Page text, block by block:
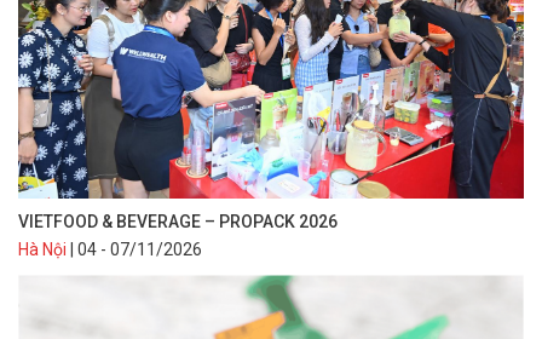
VIETFOOD & BEVERAGE – PROPACK 2026
Hà Nội | 04 - 07/11/2026